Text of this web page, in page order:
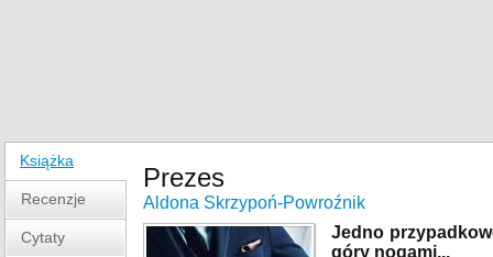
Książka
Recenzje
Cytaty
Prezes
Aldona Skrzypoń-Powroźnik
Jedno
góry nogami...